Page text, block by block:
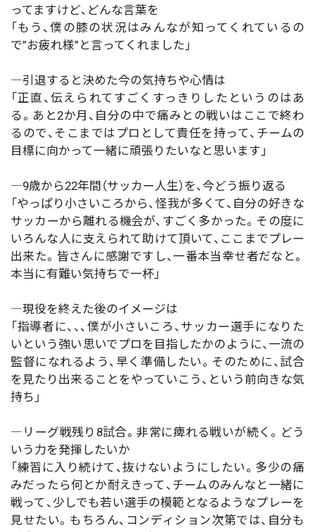
ってますけど、どんな言葉を
「もう、僕の膝の状況はみんなが知ってくれているの
で”お疲れ様”と言ってくれました」
―引退すると決めた今の気持ちや心情は
「正直、伝えられてすごくすっきりしたというのはあ
る。あと2か月、自分の中で痛みとの戦いはここで終わ
るので、そこまではプロとして責任を持って、チームの
目標に向かって一緒に頑張りたいなと思います」
―9歳から22年間（サッカー人生）を、今どう振り返る
「やっぱり小さいころから、怪我が多くて、自分の好きな
サッカーから離れる機会が、すごく多かった。その度に
いろんな人に支えられて助けて頂いて、ここまでプレー
出来た。皆さんに感謝ですし、一番本当幸せ者だなと。
本当に有難い気持ちで一杯」
―現役を終えた後のイメージは
「指導者に、、、僕が小さいころ、サッカー選手になりた
いという強い思いでプロを目指したかのように、一流の
監督になれるよう、早く準備したい。そのために、試合
を見たり出来ることをやっていこう、という前向きな気
持ち」
―リーグ戦残り8試合。非常に痺れる戦いが続く。どう
いう力を発揮したいか
「練習に入り続けて、抜けないようにしたい。多少の痛
みだったら何とか耐えきって、チームのみんなと一緒に
戦って、少しでも若い選手の模範となるようなプレーを
見せたい。もちろん、コンディション次第では、自分も